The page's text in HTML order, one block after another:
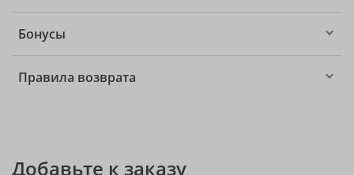
Бонусы
Правила возврата
Добавьте к заказу